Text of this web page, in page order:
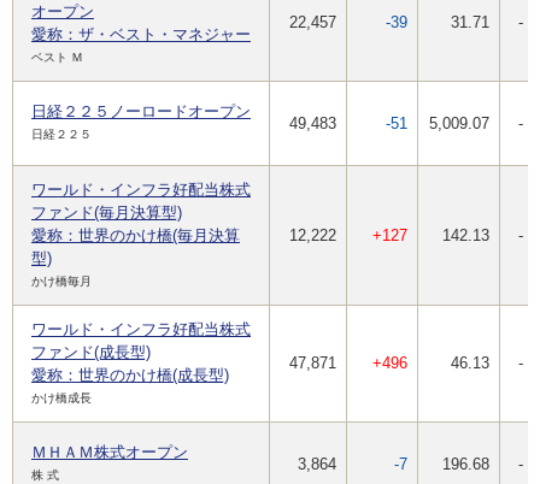
オープン
愛称：ザ・ベスト・マネジャー
ベスト Ｍ
22,457 -39 31.71 -
日経２２５ノーロードオープン
日経２２５
49,483 -51 5,009.07 -
ワールド・インフラ好配当株式
ファンド(毎月決算型)
愛称：世界のかけ橋(毎月決算
型)
かけ橋毎月
12,222 +127 142.13 -
ワールド・インフラ好配当株式
ファンド(成長型)
愛称：世界のかけ橋(成長型)
かけ橋成長
47,871 +496 46.13 -
ＭＨＡＭ株式オープン
株 式
3,864 -7 196.68 -